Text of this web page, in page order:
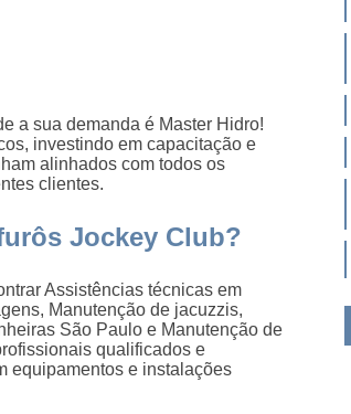
a sua demanda é Master Hidro!
investindo em capacitação e
alinhados com todos os
clientes.
Jockey Club?
Assistências técnicas em
Manutenção de jacuzzis,
São Paulo e Manutenção de
qualificados e
equipamentos e instalações